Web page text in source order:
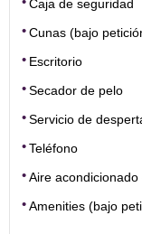
Caja de seguridad
Cunas (bajo
Escritorio
Secador de pelo
Servicio de
Teléfono
Aire
Amenities (bajo